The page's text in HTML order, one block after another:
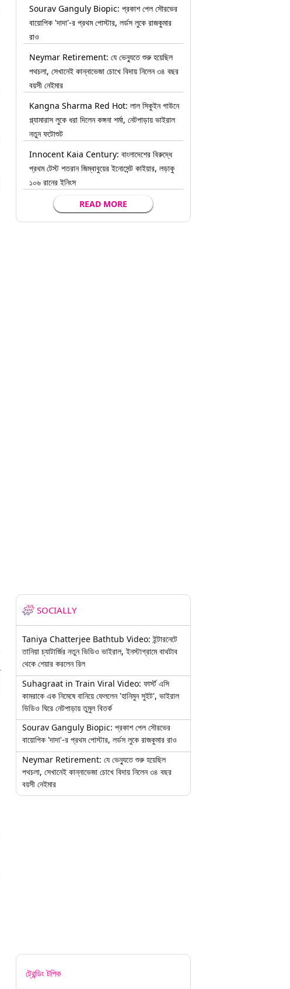
Sourav Ganguly Biopic: প্রকাশ পেল সৌরভের
বায়োপিক 'দাদা'-র প্রথম পোস্টার, লর্ডস লুকে রাজকুমার
রাও
Neymar Retirement: যে ভেন্যুতে শুরু হয়েছিল
পথচলা, সেখানেই কান্নাভেজা চোখে বিদায় নিলেন ৩৪ বছর
বয়সী নেইমার
Kangna Sharma Red Hot: লাল সিকুইন গাউনে
গ্ল্যামারাস লুকে ধরা দিলেন কঙ্গনা শর্মা, নেটপাড়ায় ভাইরাল
নতুন ফটোশুট
Innocent Kaia Century: বাংলাদেশের বিরুদ্ধে
প্রথম টেস্ট শতরান জিম্বাবুয়ের ইনোসেন্ট কাইয়ার, লড়াকু
১০৬ রানের ইনিংস
READ MORE
SOCIALLY
Taniya Chatterjee Bathtub Video: ইন্টারনেটে
তানিয়া চ্যাটার্জির নতুন ভিডিও ভাইরাল, ইনস্টাগ্রামে বাথটাব
থেকে শেয়ার করলেন রিল
Suhagraat in Train Viral Video: ফার্স্ট এসি
কামরাকে এক নিমেষে বানিয়ে ফেললেন 'হানিমুন সুইট', ভাইরাল
ভিডিও ঘিরে নেটপাড়ায় তুমুল বিতর্ক
Sourav Ganguly Biopic: প্রকাশ পেল সৌরভের
বায়োপিক 'দাদা'-র প্রথম পোস্টার, লর্ডস লুকে রাজকুমার রাও
Neymar Retirement: যে ভেন্যুতে শুরু হয়েছিল
পথচলা, সেখানেই কান্নাভেজা চোখে বিদায় নিলেন ৩৪ বছর
বয়সী নেইমার
ট্রেন্ডিং টপিক